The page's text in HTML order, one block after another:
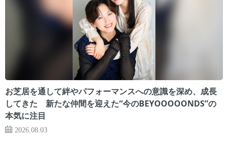
お芝居を通して絆やパフォーマンスへの意識を深め、成長
してきた 新たな仲間を迎えた“今のBEYOOOOONDS”の
本気に注目
2026.08.03